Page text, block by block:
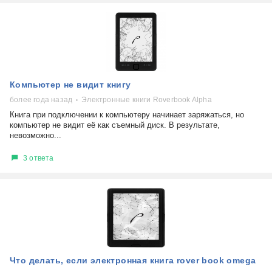
Компьютер не видит книгу
более года назад Электронные книги Roverbook Alpha
Книга при подключении к компьютеру начинает заряжаться, но
компьютер не видит её как съемный диск. В результате,
невозможно...
3 ответа
Что делать, если электронная книга rover book omega